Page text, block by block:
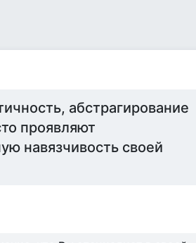
абстрагирование
проявляют
навязчивость своей